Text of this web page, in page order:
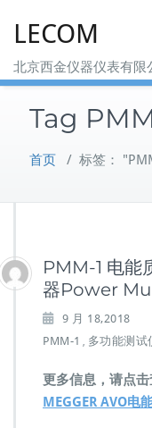
LECOM
北京西金仪器仪表有限
Tag
首页 / 标签：
PMM-1 电能
器Power
9 月 18,2018
PMM-1 多功能测试
更多信息，请点击
MEGGER AVO电